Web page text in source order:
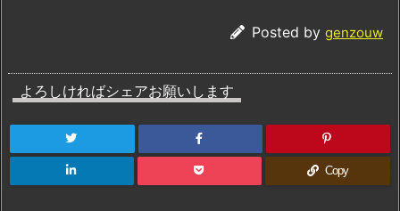
Posted by genzouw
よろしければシェアお願いします
Copy